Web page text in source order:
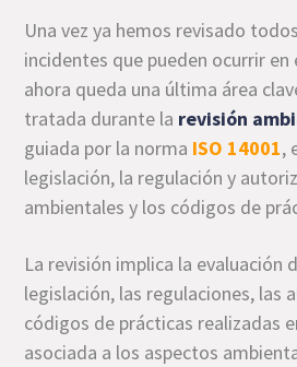
Una vez ya hemos revisado
incidentes que pueden ocurrir en
ahora queda una última área
tratada durante la revisión
guiada por la norma ISO 14001,
legislación, la regulación y
ambientales y los códigos de
La revisión implica la evaluación
legislación, las regulaciones, las
códigos de prácticas realizadas
asociada a los aspectos